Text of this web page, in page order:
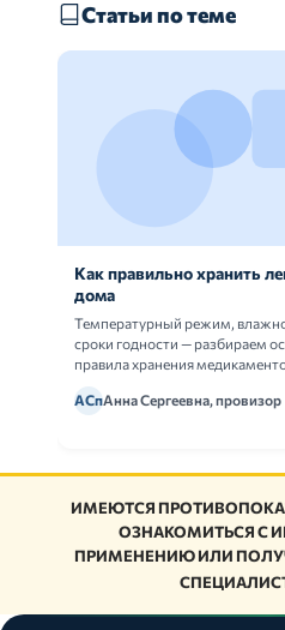
Статьи по теме
Как правильно хранить
дома
Температурный режим,
сроки годности — разбираем
правила хранения
АСпАнна Сергеевна, провизор
ИМЕЮТСЯ
ОЗНАКОМИТЬСЯ С
ПРИМЕНЕНИЮ ИЛИ